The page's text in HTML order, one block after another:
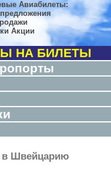
Авиабилеты:
Акции
НА БИЛЕТЫ
Швейцарию